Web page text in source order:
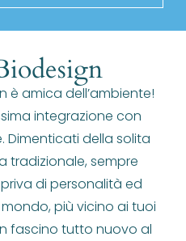
è amica dell’ambiente!
integrazione con
Dimenticati della solita
tradizionale, sempre
di personalità ed
più vicino ai tuoi
fascino tutto nuovo al